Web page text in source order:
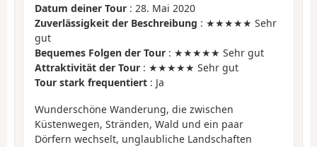
Datum deiner Tour : 28. Mai 2020
Zuverlässigkeit der Beschreibung : ★★★★★ Sehr
gut
Bequemes Folgen der Tour : ★★★★★ Sehr gut
Attraktivität der Tour : ★★★★★ Sehr gut
Tour stark frequentiert : Ja
Wunderschöne Wanderung, die zwischen
Küstenwegen, Stränden, Wald und ein paar
Dörfern wechselt, unglaubliche Landschaften